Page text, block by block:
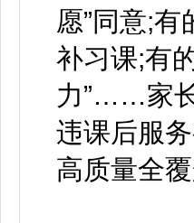
愿”同意;
补习课;有
力”……家
违课后服
高质量全